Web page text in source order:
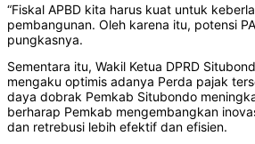
“Fiskal APBD kita harus kuat untuk
pembangunan. Oleh karena itu, potensi
pungkasnya.
Sementara itu, Wakil Ketua DPRD
mengaku optimis adanya Perda pajak
daya dobrak Pemkab Situbondo
berharap Pemkab mengembangkan
dan retrebusi lebih efektif dan efisien.